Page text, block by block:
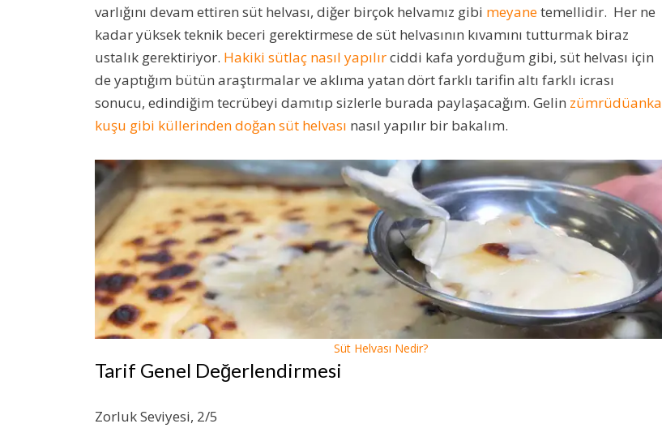
varlığını devam ettiren süt helvası, diğer birçok helvamız gibi meyanetemellidir. Her ne
kadar yüksek teknik beceri gerektirmese de süt helvasının kıvamını tutturmak biraz
ustalık gerektiriyor. Hakiki sütlaç nasıl yapılırciddi kafa yorduğum gibi, süt helvası için
de yaptığım bütün araştırmalar ve aklıma yatan dört farklı tarifin altı farklı icrası
sonucu, edindiğim tecrübeyi damıtıp sizlerle burada paylaşacağım. Gelin zümrüdüanka
kuşu gibi küllerinden doğan süt helvası nasıl yapılır bir bakalım.
Süt Helvası Nedir?
Tarif Genel Değerlendirmesi
Zorluk Seviyesi, 2/5